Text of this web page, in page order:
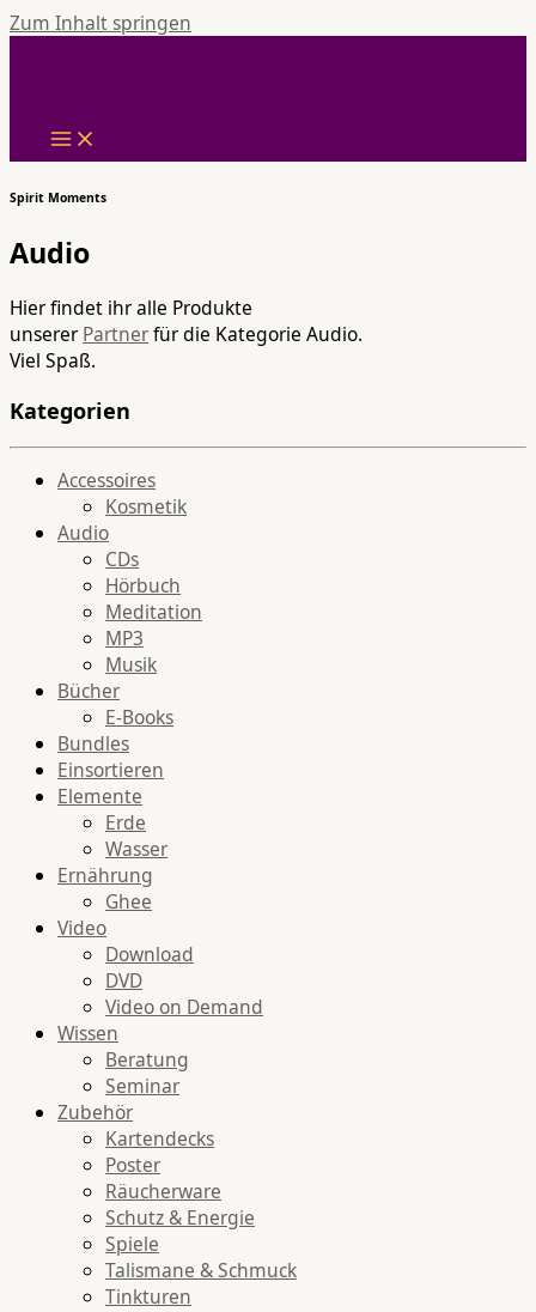
Zum Inhalt springen
Spirit Moments
Audio
Hier findet ihr alle Produkte
unsererPartnerfür die Kategorie Audio.
Viel Spaß.
Kategorien
Accessoires
Kosmetik
Audio
CDs
Hörbuch
Meditation
MP3
Musik
Bücher
E-Books
Bundles
Einsortieren
Elemente
Erde
Wasser
Ernährung
Ghee
Video
Download
DVD
Video on Demand
Wissen
Beratung
Seminar
Zubehör
Kartendecks
Poster
Räucherware
Schutz & Energie
Spiele
Talismane & Schmuck
Tinkturen